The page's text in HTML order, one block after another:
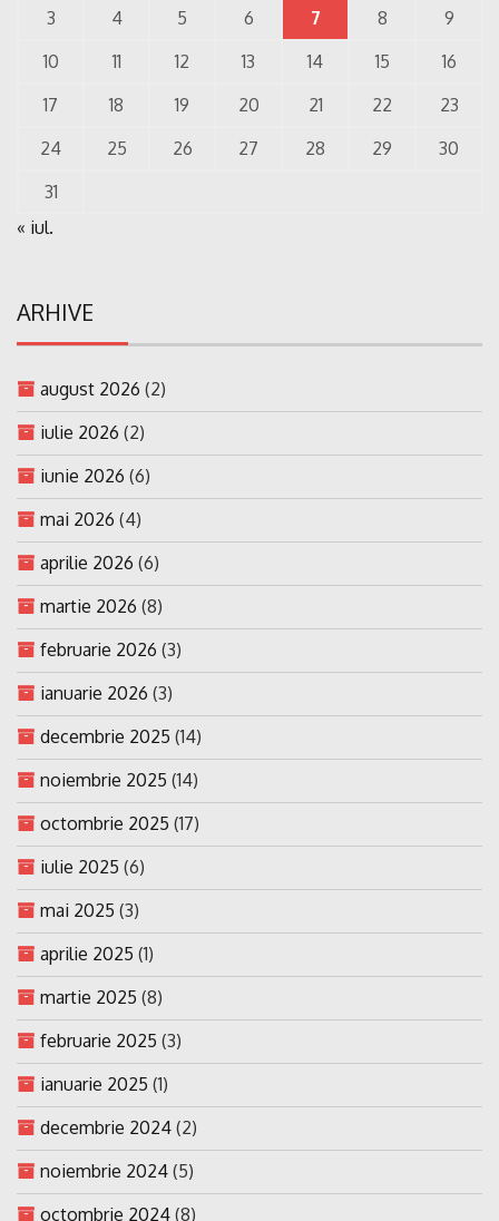
3
4 5 6 7 8
9
10
11 12 13 14 15
16
17
18 19 20 21 22
23
24
25 26 27 28 29
30
31
« iul.
ARHIVE
august 2026 (2)
iulie 2026 (2)
iunie 2026 (6)
mai 2026 (4)
aprilie 2026 (6)
martie 2026 (8)
februarie 2026 (3)
ianuarie 2026 (3)
decembrie 2025 (14)
noiembrie 2025 (14)
octombrie 2025 (17)
iulie 2025 (6)
mai 2025 (3)
aprilie 2025 (1)
martie 2025 (8)
februarie 2025 (3)
ianuarie 2025 (1)
decembrie 2024 (2)
noiembrie 2024 (5)
octombrie 2024 (8)